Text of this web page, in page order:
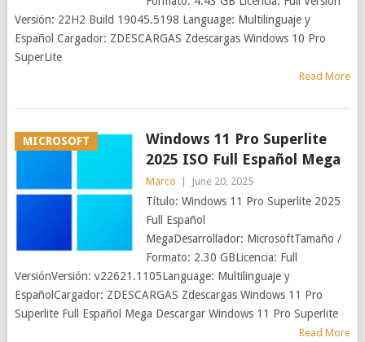
Versión: 22H2 Build 19045.5198 Language: Multilinguaje y
Español Cargador: ZDESCARGAS Zdescargas Windows 10 Pro
SuperLite
Read More
MICROSOFT
Windows 11 Pro Superlite
2025 ISO Full Español Mega
Marco June 20, 2025
Título: Windows 11 Pro Superlite 2025
Full Español
MegaDesarrollador: MicrosoftTamaño /
Formato: 2.30 GBLicencia: Full
VersiónVersión: v22621.1105Language: Multilinguaje y
EspañolCargador: ZDESCARGAS Zdescargas Windows 11 Pro
Superlite Full Español Mega Descargar Windows 11 Pro Superlite
Read More